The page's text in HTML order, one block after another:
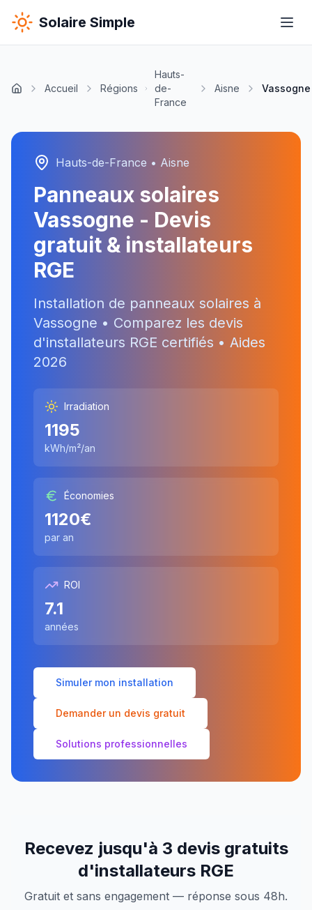
Solaire Simple
Accueil Régions
Hauts-
de-
France
Aisne Vassogne
Hauts-de-France • Aisne
Panneaux solaires
Vassogne - Devis
gratuit & installateurs
RGE
Installation de panneaux solaires à
Vassogne • Comparez les devis
d'installateurs RGE certifiés • Aides
2026
Irradiation
1195
kWh/m²/an
Économies
1120€
par an
ROI
7.1
années
Simuler mon installation
Demander un devis gratuit
Solutions professionnelles
Recevez jusqu'à 3 devis gratuits
d'installateurs RGE
Gratuit et sans engagement — réponse sous 48h.